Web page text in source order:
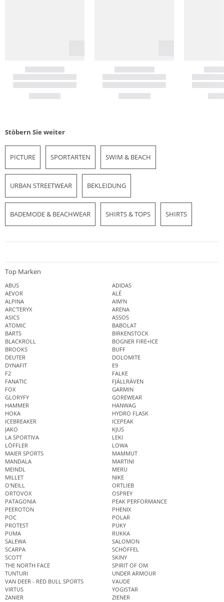
Stöbern Sie weiter
PICTURE SPORTARTEN SWIM & BEACH
URBAN STREETWEAR BEKLEIDUNG
BADEMODE & BEACHWEAR SHIRTS & TOPS SHIRTS
Top Marken
ABUS
ADIDAS
AEVOR
ALÉ
ALPINA
AIM'N
ARC'TERYX
ARENA
ASICS
ASSOS
ATOMIC
BABOLAT
BARTS
BIRKENSTOCK
BLACKROLL
BOGNER FIRE+ICE
BROOKS
BUFF
DEUTER
DOLOMITE
DYNAFIT
E9
F2
FALKE
FANATIC
FJÄLLRÄVEN
FOX
GARMIN
GLORYFY
GOREWEAR
HAMMER
HANWAG
HOKA
HYDRO FLASK
ICEBREAKER
ICEPEAK
JAKO
KJUS
LA SPORTIVA
LEKI
LÖFFLER
LOWA
MAIER SPORTS
MAMMUT
MANDALA
MARTINI
MEINDL
MERU
MILLET
NIKE
O'NEILL
ORTLIEB
ORTOVOX
OSPREY
PATAGONIA
PEAK PERFORMANCE
PEEROTON
PHENIX
POC
POLAR
PROTEST
PUKY
PUMA
RUKKA
SALEWA
SALOMON
SCARPA
SCHÖFFEL
SCOTT
SKINY
THE NORTH FACE
SPIRIT OF OM
TUNTURI
UNDER ARMOUR
VAN DEER - RED BULL SPORTS
VAUDE
VIRTUS
YOGISTAR
ZANIER
ZIENER